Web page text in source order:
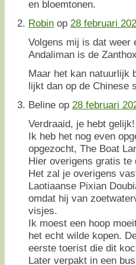
en bloemtonen.
Robin op 28 februari
Volgens mij is dat weer
Andaliman is de
Maar het kan natuurlijk
lijkt dan op de Chinese
Beline op 28 februari
Verdraaid, je hebt gelijk!
Ik heb het nog even
opgezocht, The Boat
Hier overigens gratis te
Het zal je overigens
Laotiaanse Pixian
omdat hij van
visjes.
Ik moest een hoop
het echt wilde kopen.
eerste toerist die dit
Later verpakt in een